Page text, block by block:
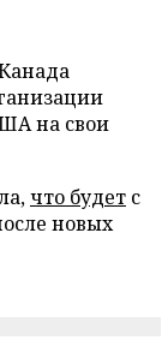
на свои
что будет с
новых